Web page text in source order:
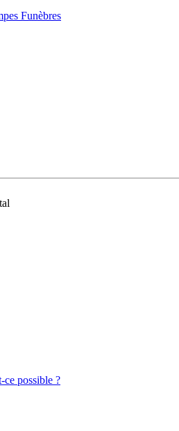
Funèbres
ce possible ?